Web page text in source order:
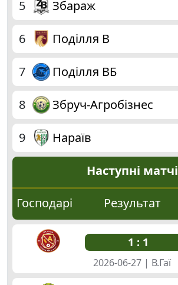
5 Збараж
6 Поділля В
7 Поділля ВБ
8 Збруч-Агробізнес
9 Нараїв
Наступні матчі
Господарі Результат
1 : 1
2026-06-27 | В.Гаї